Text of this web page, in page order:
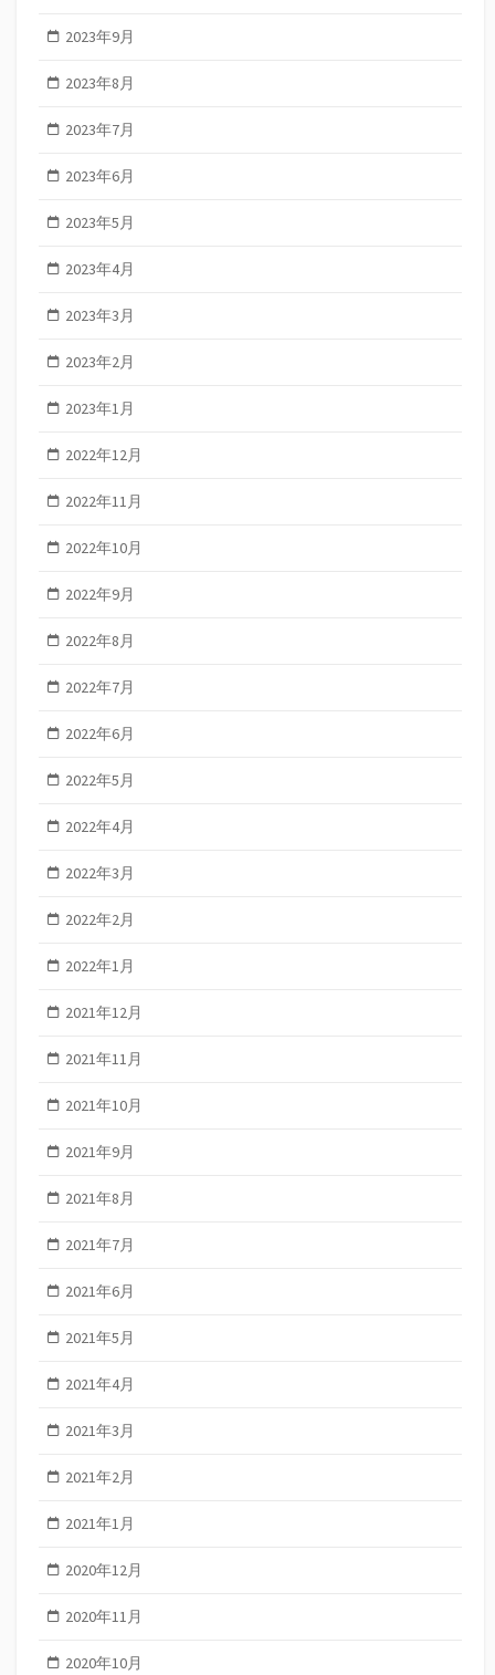
2023年9月
2023年8月
2023年7月
2023年6月
2023年5月
2023年4月
2023年3月
2023年2月
2023年1月
2022年12月
2022年11月
2022年10月
2022年9月
2022年8月
2022年7月
2022年6月
2022年5月
2022年4月
2022年3月
2022年2月
2022年1月
2021年12月
2021年11月
2021年10月
2021年9月
2021年8月
2021年7月
2021年6月
2021年5月
2021年4月
2021年3月
2021年2月
2021年1月
2020年12月
2020年11月
2020年10月